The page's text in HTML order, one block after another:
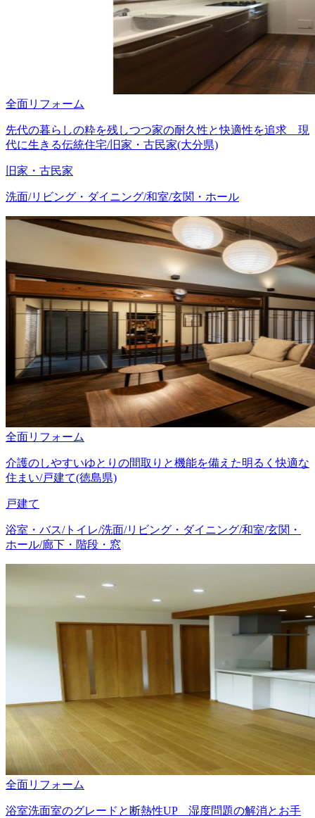
全面リフォーム
先代の暮らしの粋を残しつつ家の耐久性と快適性を追求 現
代に生きる伝統住宅/旧家・古民家(大分県)
旧家・古民家
洗面/リビング・ダイニング/和室/玄関・ホール
全面リフォーム
介護のしやすいゆとりの間取りと機能を備えた明るく快適な
住まい/戸建て(徳島県)
戸建て
浴室・バス/トイレ/洗面/リビング・ダイニング/和室/玄関・
ホール/廊下・階段・窓
全面リフォーム
浴室洗面室のグレードと断熱性UP 湿度問題の解消とお手